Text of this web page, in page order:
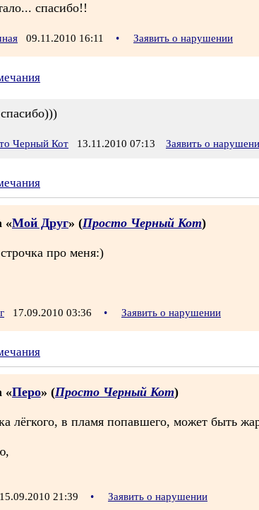
спасибо!!
09.11.2010 16:11 • Заявить о нарушении
Черный Кот 13.11.2010 07:13 Заявить о
«Мой Друг» (Просто Черный Кот)
про меня:)
17.09.2010 03:36 • Заявить о нарушении
«Перо» (Просто Черный Кот)
лёгкого, в пламя попавшего, может быть
21:39 • Заявить о нарушении